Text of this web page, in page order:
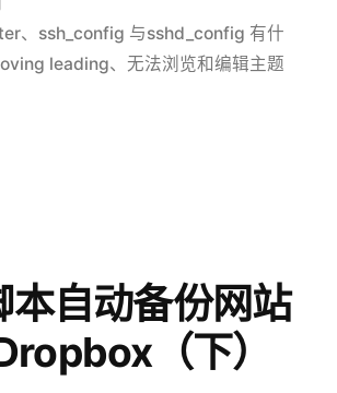
、 ssh_config 与sshd_config 有什
leading、 无法浏览和编辑主题
自动备份网站
（下）